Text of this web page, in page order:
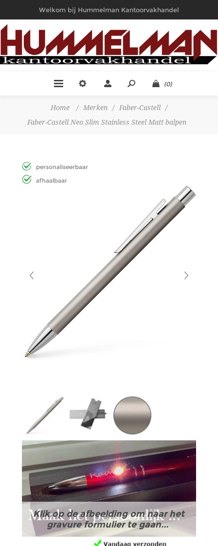
Welkom bij Hummelman Kantoorvakhandel
(0)
Home / Merken / Faber-Castell
/
Faber-Castell Neo Slim Stainless Steel Matt balpen
personaliseerbaar
afhaalbaar
Klik op de afbeelding om naar het
gravure formulier te gaan...